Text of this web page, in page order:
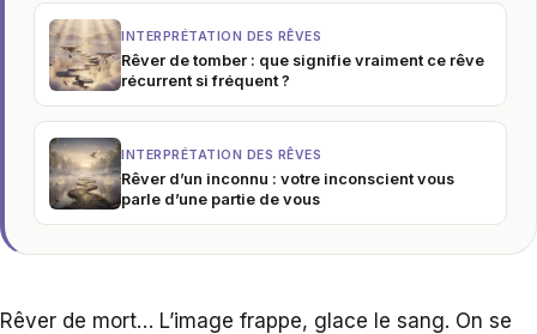
INTERPRÉTATION DES RÊVES
Rêver de tomber : que signifie vraiment ce rêve
récurrent si fréquent ?
INTERPRÉTATION DES RÊVES
Rêver d’un inconnu : votre inconscient vous
parle d’une partie de vous
Rêver de mort… L’image frappe, glace le sang. On se